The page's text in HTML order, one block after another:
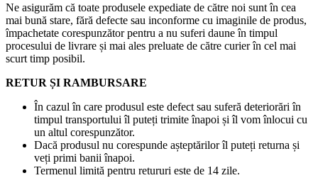
Ne asigurăm că toate produsele expediate de către noi sunt în cea
mai bună stare, fără defecte sau inconforme cu imaginile de produs,
împachetate corespunzător pentru a nu suferi daune în timpul
procesului de livrare și mai ales preluate de către curier în cel mai
scurt timp posibil.
RETUR ȘI RAMBURSARE
În cazul în care produsul este defect sau suferă deteriorări în
timpul transportului îl puteți trimite înapoi și îl vom înlocui cu
un altul corespunzător.
Dacă produsul nu corespunde așteptărilor îl puteți returna și
veți primi banii înapoi.
Termenul limită pentru retururi este de 14 zile.